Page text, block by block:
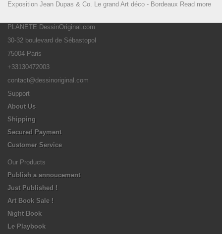
Exposition Jean Dupas & Co. Le grand Art déco - Bordeaux Read more
PLANETE DessinOriginal.com
30-32 boulevard de Sébastopol
75004 Paris
+33130472003
contact@dessinoriginal.com
Support
About Us
Shipping
Secured Payment
Customer Service
Our Products
Publish a annoucement
Just Published !
Art Book Sale !
Night Book
Le Playbook